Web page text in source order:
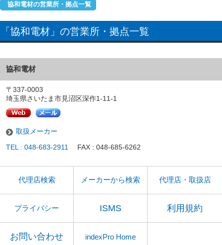
協和電材の営業所・拠点一覧
「協和電材」の営業所・拠点一覧
協和電材
〒337-0003
埼玉県さいたま市見沼区深作1-11-1
取扱メーカー
TEL : 048-683-2911 FAX : 048-685-6262
代理店検索 メーカーから検索 代理店・取扱店
プライバシー ISMS 利用規約
お問い合わせ indexPro Home